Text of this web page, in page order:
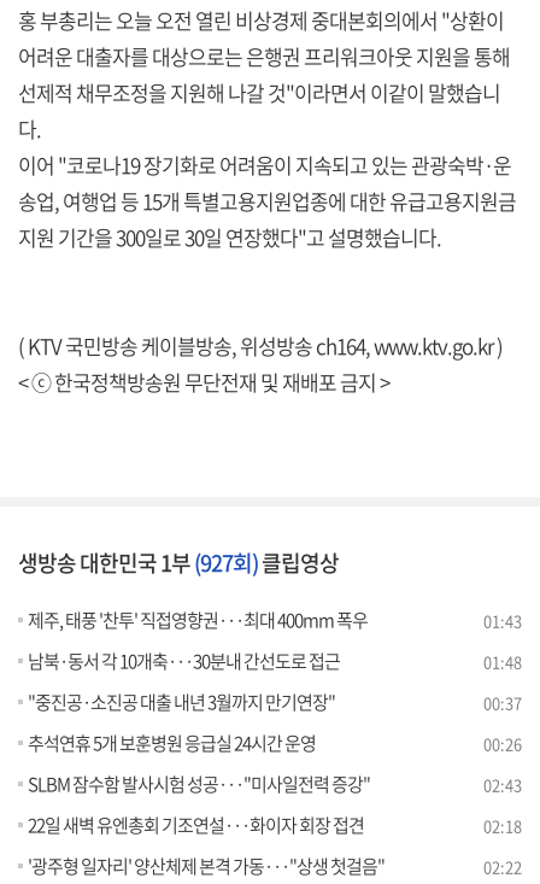
홍 부총리는 오늘 오전 열린 비상경제 중대본회의에서 "상환이
어려운 대출자를 대상으로는 은행권 프리워크아웃 지원을 통해
선제적 채무조정을 지원해 나갈 것"이라면서 이같이 말했습니
다.
이어 "코로나19 장기화로 어려움이 지속되고 있는 관광숙박·운
송업, 여행업 등 15개 특별고용지원업종에 대한 유급고용지원금
지원 기간을 300일로 30일 연장했다"고 설명했습니다.
( KTV 국민방송 케이블방송, 위성방송 ch164,www.ktv.go.kr)
< ⓒ 한국정책방송원 무단전재 및 재배포 금지 >
생방송 대한민국 1부(927회)클립영상
제주, 태풍 '찬투' 직접영향권···최대 400mm 폭우 01:43
남북·동서 각 10개축···30분내 간선도로 접근 01:48
"중진공·소진공 대출 내년 3월까지 만기연장" 00:37
추석연휴 5개 보훈병원 응급실 24시간 운영 00:26
SLBM 잠수함 발사시험 성공···"미사일전력 증강" 02:43
22일 새벽 유엔총회 기조연설···화이자 회장 접견 02:18
'광주형 일자리' 양산체제 본격 가동···"상생 첫걸음" 02:22